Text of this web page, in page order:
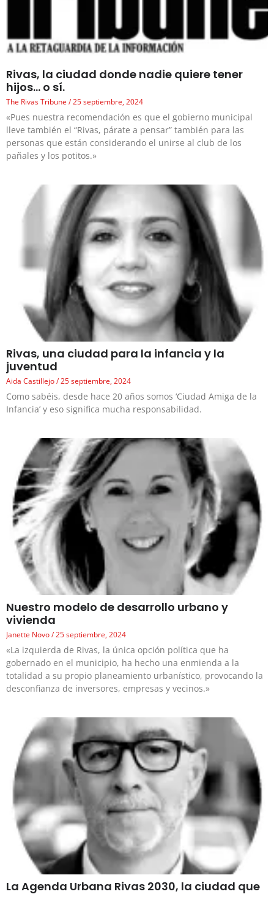
Rivas, la ciudad donde nadie quiere tener
hijos… o sí.
The Rivas Tribune 25 septiembre, 2024
«Pues nuestra recomendación es que el gobierno municipal
lleve también el “Rivas, párate a pensar” también para las
personas que están considerando el unirse al club de los
pañales y los potitos.»
Rivas, una ciudad para la infancia y la
juventud
Aida Castillejo 25 septiembre, 2024
Como sabéis, desde hace 20 años somos ‘Ciudad Amiga de la
Infancia’ y eso significa mucha responsabilidad.
Nuestro modelo de desarrollo urbano y
vivienda
Janette Novo 25 septiembre, 2024
«La izquierda de Rivas, la única opción política que ha
gobernado en el municipio, ha hecho una enmienda a la
totalidad a su propio planeamiento urbanístico, provocando la
desconfianza de inversores, empresas y vecinos.»
La Agenda Urbana Rivas 2030, la ciudad que